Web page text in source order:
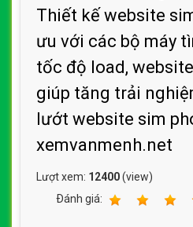
Thiết kế website
ưu với các bộ máy
tốc độ load,
giúp tăng trải
lướt website sim
xemvanmenh.net
Lượt xem: 12400(view)
Ðánh giá: